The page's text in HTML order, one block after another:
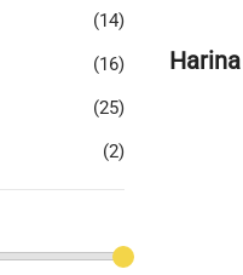
(14)
(16)
(25)
(2)